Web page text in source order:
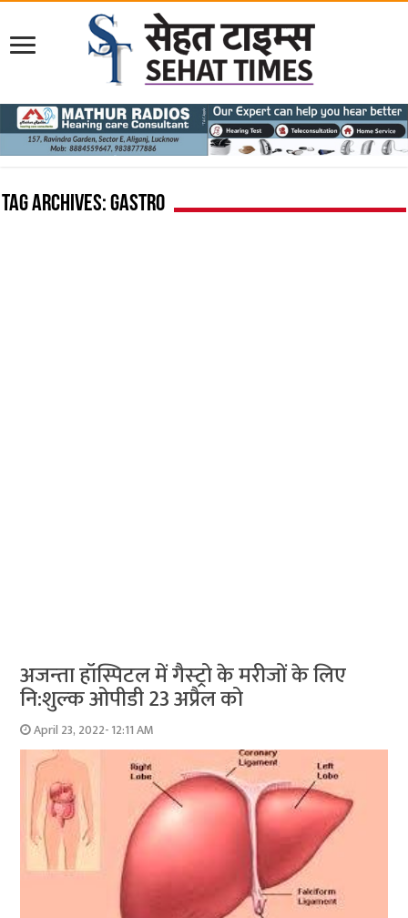
Tag Archives:Gastro
अजन्‍ता हॉस्पिटल में गैस्‍ट्रो के मरीजों के लिए
नि:शुल्‍क ओपीडी 23 अप्रैल को
April 23, 2022- 12:11 AM